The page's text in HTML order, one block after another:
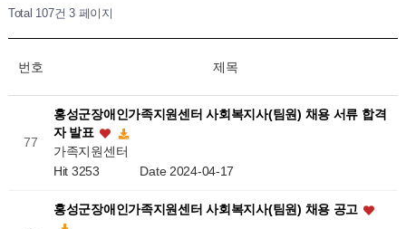
Total 107건 3 페이지
번호 제목
77
홍성군장애인가족지원센터 사회복지사(팀원) 채용 서류 합격
자 발표
가족지원센터
Hit 3253 Date 2024-04-17
홍성군장애인가족지원센터 사회복지사(팀원) 채용 공고